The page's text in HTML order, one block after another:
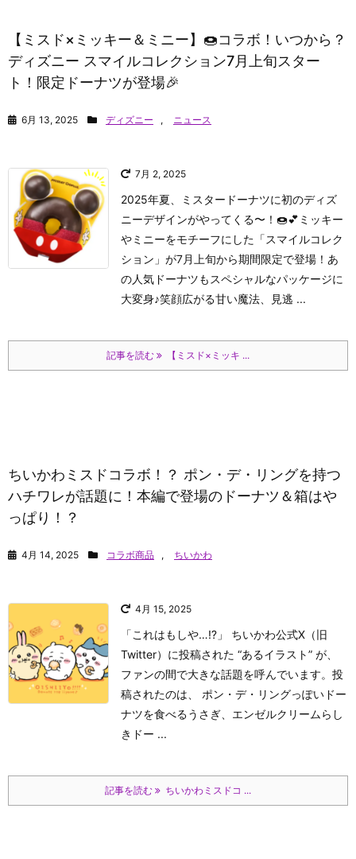
【ミスド×ミッキー＆ミニー】🍩コラボ！いつから？
ディズニー スマイルコレクション7月上旬スター
ト！限定ドーナツが登場🎉
6月 13, 2025 ディズニー , ニュース
7月 2, 2025
2025年夏、ミスタードーナツに初のディズ
ニーデザインがやってくる〜！🍩💕ミッキー
やミニーをモチーフにした「スマイルコレク
ション」が7月上旬から期間限定で登場！あ
の人気ドーナツもスペシャルなパッケージに
大変身♪笑顔広がる甘い魔法、見逃 ...
記事を読む 【ミスド×ミッキ ...
ちいかわミスドコラボ！？ ポン・デ・リングを持つ
ハチワレが話題に！本編で登場のドーナツ＆箱はや
っぱり！？
4月 14, 2025 コラボ商品 , ちいかわ
4月 15, 2025
「これはもしや…⁉」 ちいかわ公式X（旧
Twitter）に投稿された “あるイラスト” が、
ファンの間で大きな話題を呼んでいます。投
稿されたのは、 ポン・デ・リングっぽいドー
ナツを食べるうさぎ、エンゼルクリームらし
きドー ...
記事を読む ちいかわミスドコ ...